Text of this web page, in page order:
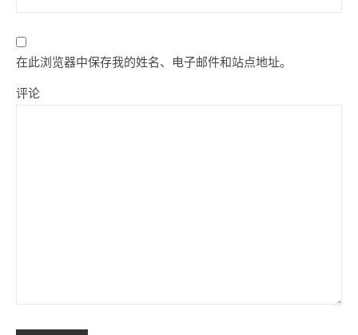
在此浏览器中保存我的姓名、电子邮件和站点地址。
评论